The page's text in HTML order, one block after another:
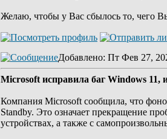
Желаю, чтобы у Вас сбылось то, чего
Добавлено: Пт Фев 27,
Microsoft исправила баг Windows 11,
Компания Microsoft сообщила, что
Standby. Это означает прекращение
устройствах, а также с